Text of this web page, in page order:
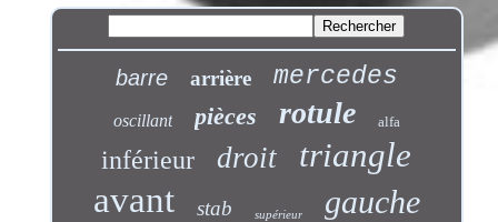
barre arrière mercedes
oscillant pièces rotule alfa
inférieur droit triangle
avant stab supérieur gauche